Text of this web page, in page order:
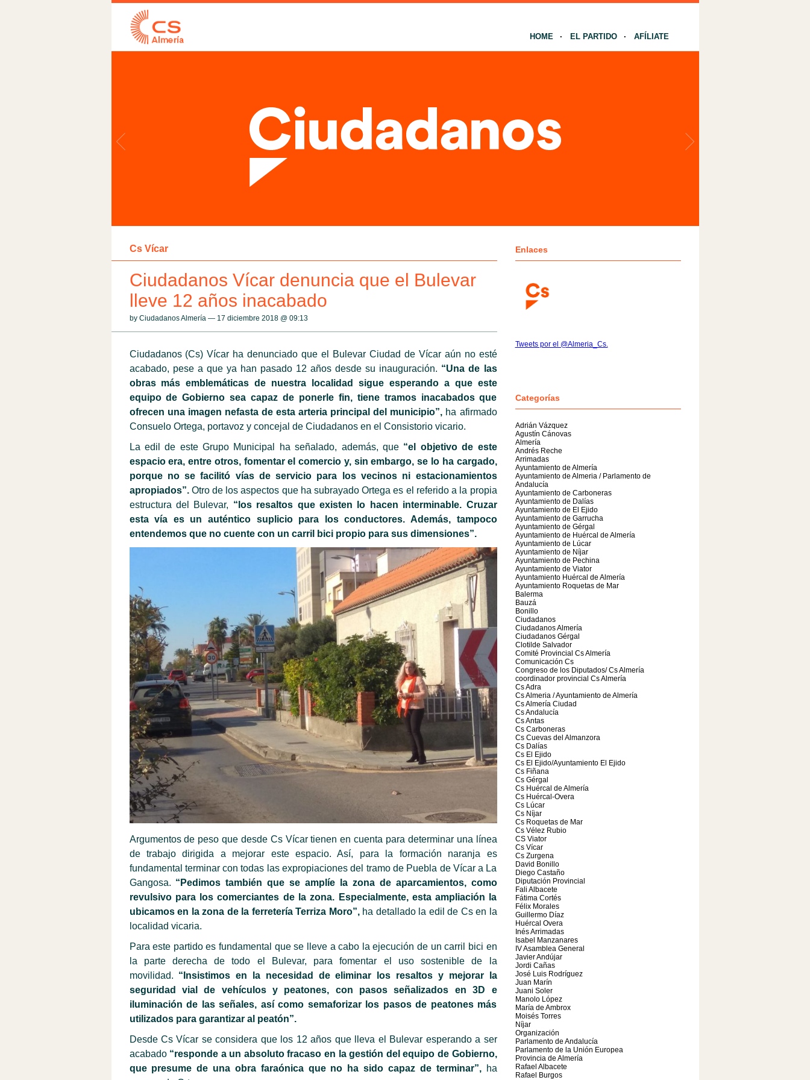
HOME EL PARTIDO AFÍLIATE
Cs Vícar
Ciudadanos Vícar denuncia que el Bulevar
lleve 12 años inacabado
by Ciudadanos Almería — 17 diciembre 2018 @ 09:13
Ciudadanos (Cs) Vícar hadenunciado que el Bulevar Ciudad de Vícar aún no esté
acabado, pese a que ya han pasado 12 años desde su inauguración. “Una de las
obras más emblemáticas de nuestra localidad sigue esperando a que este
equipo de Gobierno sea capaz de ponerle fin, tiene tramos inacabados que
ofrecen una imagen nefasta de esta arteria principal del municipio”, ha afirmado
Consuelo Ortega, portavoz y concejal de Ciudadanos en el Consistorio vicario.
La edil de este Grupo Municipal ha señalado, además, que “el objetivo de este
espacio era,entre otros, fomentar el comercio y, sin embargo, se lo ha cargado,
porque no se facilitó vías de servicio para los vecinos ni estacionamientos
apropiados”. Otro de los aspectos que ha subrayado Ortega es el referido a la propia
estructura del Bulevar, “los resaltos que existen lo hacen interminable. Cruzar
esta vía es un auténtico suplicio para los conductores. Además, tampoco
entendemos que no cuente con un carril bici propio para sus dimensiones”.
Argumentos de peso que desde Cs Vícar tienen en cuenta para determinar una línea
de trabajo dirigida a mejorar este espacio. Así, para la formación naranja es
fundamental terminar con todas las expropiaciones del tramo de Puebla de Vícar a La
Gangosa. “Pedimos también que se amplíe la zona de aparcamientos, como
revulsivo para los comerciantes de la zona. Especialmente, esta ampliación la
ubicamos en la zona de la ferretería Terriza Moro”, ha detallado la edil de Cs en la
localidad vicaria.
Para este partido es fundamental que se lleve a cabo la ejecución de un carril bici en
la parte derecha de todo el Bulevar, para fomentar el uso sostenible de la
movilidad. “Insistimos en la necesidad de eliminar los resaltos y mejorar la
seguridad vial de vehículos y peatones, con pasos señalizados en 3D e
iluminación de las señales, así como semaforizar los pasos de peatones más
utilizados para garantizar al peatón”.
Desde Cs Vícar se considera que los 12 años que lleva el Bulevar esperando a ser
acabado “responde a un absoluto fracaso en la gestión del equipo de Gobierno,
que presume de una obra faraónica que no ha sido capaz de terminar”, ha
Enlaces
Tweets por el @Almeria_Cs.
Categorías
Adrián Vázquez
Agustín Cánovas
Almería
Andrés Reche
Arrimadas
Ayuntamiento de Almería
Ayuntamiento de Almeria / Parlamento de
Andalucía
Ayuntamiento de Carboneras
Ayuntamiento de Dalías
Ayuntamiento de El Ejido
Ayuntamiento de Garrucha
Ayuntamiento de Gérgal
Ayuntamiento de Huércal de Almería
Ayuntamiento de Lúcar
Ayuntamiento de Níjar
Ayuntamiento de Pechina
Ayuntamiento de Viator
Ayuntamiento Huércal de Almería
Ayuntamiento Roquetas de Mar
Balerma
Bauzá
Bonillo
Ciudadanos
Ciudadanos Almería
Ciudadanos Gérgal
Clotilde Salvador
Comité Provincial Cs Almería
Comunicación Cs
Congreso de los Diputados/ Cs Almería
coordinador provincial Cs Almería
Cs Adra
Cs Almeria / Ayuntamiento de Almería
Cs Almería Ciudad
Cs Andalucía
Cs Antas
Cs Carboneras
Cs Cuevas del Almanzora
Cs Dalías
Cs El Ejido
Cs El Ejido/Ayuntamiento El Ejido
Cs Fiñana
Cs Gérgal
Cs Huércal de Almería
Cs Huércal-Overa
Cs Lúcar
Cs Níjar
Cs Roquetas de Mar
Cs Vélez Rubio
CS Viator
Cs Vícar
Cs Zurgena
David Bonillo
Diego Castaño
Diputación Provincial
Fali Albacete
Fátima Cortés
Félix Morales
Guillermo Díaz
Huércal Overa
Inés Arrimadas
Isabel Manzanares
IV Asamblea General
Javier Andújar
Jordi Cañas
José Luis Rodríguez
Juan Marín
Juani Soler
Manolo López
María de Ambrox
Moisés Torres
Níjar
Organización
Parlamento de Andalucía
Parlamento de la Unión Europea
Provincia de Almería
Rafael Albacete
Rafael Burgos